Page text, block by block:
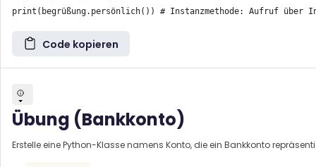
Code kopieren
Übung (Bankkonto)
Erstelle eine Python-Klasse namens Konto, die ein Bankkonto